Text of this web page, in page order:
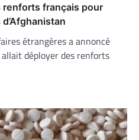
renforts français pour
étrangères a annoncé
déployer des renforts